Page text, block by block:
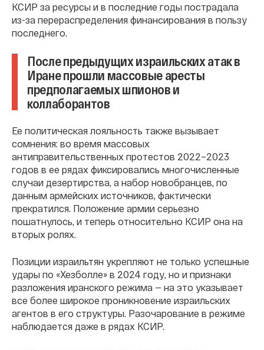
КСИР за ресурсы и в последние годы пострадала
из-за перераспределения финансирования в пользу
последнего.
После предыдущих израильских атак в
Иране прошли массовые аресты
предполагаемых шпионов и
коллаборантов
Ее политическая лояльность также вызывает
сомнения: во время массовых
антиправительственных протестов 2022–2023
годов в ее рядах фиксировались многочисленные
случаи дезертирства, а набор новобранцев, по
данным армейских источников, фактически
прекратился. Положение армии серьезно
пошатнулось, и теперь относительно КСИР она на
вторых ролях.
Позиции израильтян укрепляют не только успешные
удары по «Хезболле» в 2024 году, но и признаки
разложения иранского режима — на это указывает
все более широкое проникновение израильских
агентов в его структуры. Разочарование в режиме
наблюдается даже в рядах КСИР.